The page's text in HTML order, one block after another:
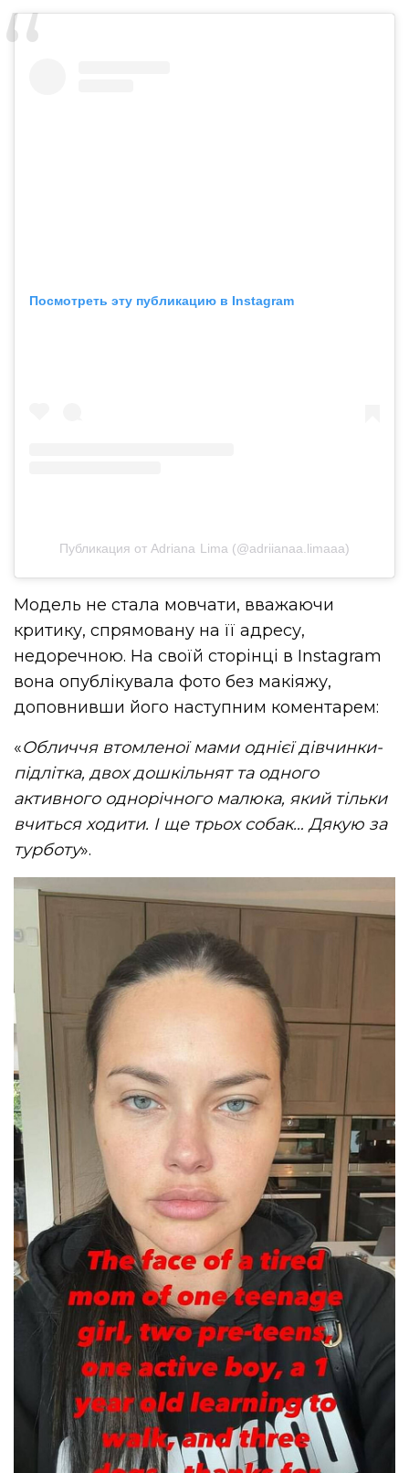
Посмотреть эту публикацию в Instagram
Публикация от Adriana Lima (@adriianaa.limaaa)
Модель не стала мовчати, вважаючи
критику, спрямовану на її адресу,
недоречною. На своїй сторінці в Instagram
вона опублікувала фото без макіяжу,
доповнивши його наступним коментарем:
«Обличчя втомленої мами однієї дівчинки-
підлітка, двох дошкільнят та одного
активного однорічного малюка, який тільки
вчиться ходити. І ще трьох собак… Дякую за
турботу».